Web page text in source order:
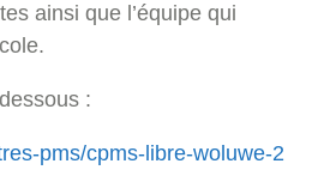
ainsi que l’équipe qui
:
pms/cpms-libre-woluwe-2